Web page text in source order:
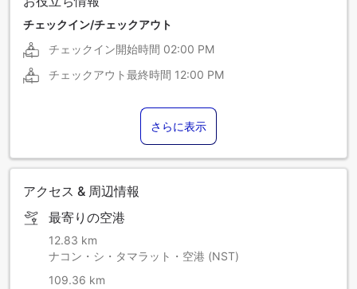
チェックイン/チェックアウト
チェックイン開始時間 02:00 PM
チェックアウト最終時間 12:00 PM
さらに表示
アクセス & 周辺情報
最寄りの空港
12.83 km
ナコン・シ・タマラット・空港 (NST)
109.36 km